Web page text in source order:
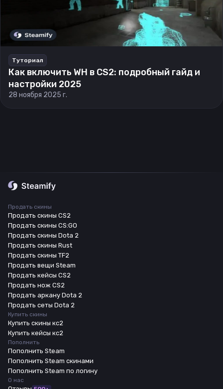
Туториал
Как включить WH в CS2: подробный гайд и
настройки 2025
28 ноября 2025 г.
Продать скины
Продать скины CS2
Продать скины CS:GO
Продать скины Dota 2
Продать скины Rust
Продать скины TF2
Продать вещи Steam
Продать кейсы CS2
Продать нож CS2
Продать аркану Dota 2
Продать сеты Dota 2
Купить скины
Купить скины кс2
Купить кейсы кс2
Пополнить
Пополнить Steam
Пополнить Steam скинами
Пополнить Steam по логину
О нас